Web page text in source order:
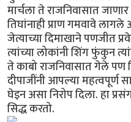
मार्चला ते राजनिवासात
तिघांनाही प्राण गमवावे
जेत्याच्या दिमाखाने पणजीत
त्यांच्या लोकांनी शिंग फुंकुन
ते काबो राजनिवासात गेले पण
दीपाजींनी आपल्या महत्वपूर्ण
घेइन असा निरोप दिला. हा
सिद्ध करतो.